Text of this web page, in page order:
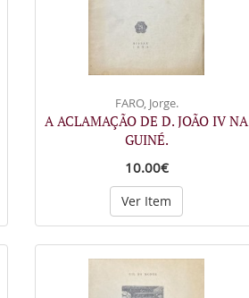
FARO, Jorge.
A ACLAMAÇÃO DE D. JOÃO IV NA
GUINÉ.
10.00€
Ver Item